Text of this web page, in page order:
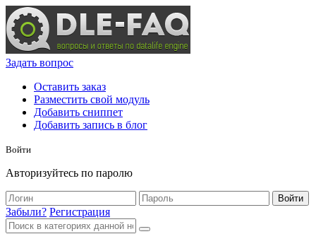
Задать вопрос
Оставить заказ
Разместить свой модуль
Добавить сниппет
Добавить запись в блог
Войти
Авторизуйтесь по паролю
Войти
Забыли? Регистрация